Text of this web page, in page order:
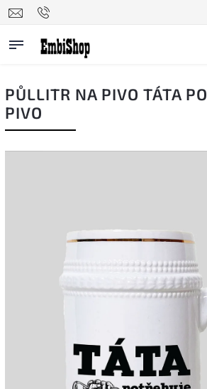
PŮLLITR NA PIVO TÁTA
PIVO